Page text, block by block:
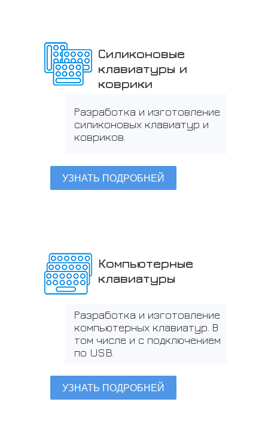
Силиконовые
клавиатуры и
коврики
Разработка и изготовление
силиконовых клавиатур и
ковриков.
УЗНАТЬ ПОДРОБНЕЙ
Компьютерные
клавиатуры
Разработка и изготовление
компьютерных клавиатур. В
том числе и с подключением
по USB.
УЗНАТЬ ПОДРОБНЕЙ